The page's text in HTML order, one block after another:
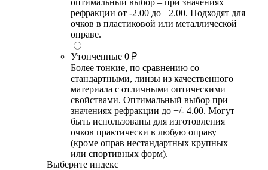
оптимальный выбор – при значениях
рефракции от -2.00 до +2.00. Подходят для
очков в пластиковой или металлической
оправе.
Утонченные 0 ₽
Более тонкие, по сравнению со
стандартными, линзы из качественного
материала с отличными оптическими
свойствами. Оптимальный выбор при
значениях рефракции до +/- 4.00. Могут
быть использованы для изготовления
очков практически в любую оправу
(кроме оправ нестандартных крупных
или спортивных форм).
Выберите индекс